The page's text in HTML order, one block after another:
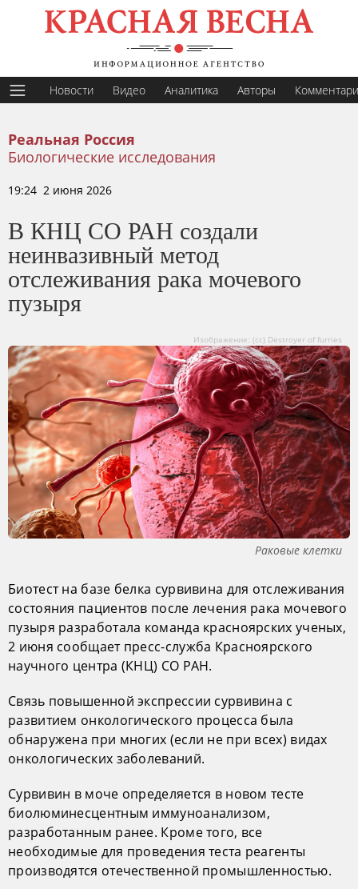
Новости Видео Аналитика Авторы
Реальная Россия
Биологические исследования
19:24 2 июня 2026
В КНЦ СО РАН создали
неинвазивный метод
отслеживания рака мочевого
пузыря
Изображение: (cc) Destroyer of furries
Раковые клетки
Биотест на базе белка сурвивина для отслеживания
состояния пациентов после лечения рака мочевого
пузыря разработала команда красноярских ученых,
2 июня сообщает пресс-служба Красноярского
научного центра (КНЦ) СО РАН.
Связь повышенной экспрессии сурвивина с
развитием онкологического процесса была
обнаружена при многих (если не при всех) видах
онкологических заболеваний.
Сурвивин в моче определяется в новом тесте
биолюминесцентным иммуноанализом,
разработанным ранее. Кроме того, все
необходимые для проведения теста реагенты
производятся отечественной промышленностью.